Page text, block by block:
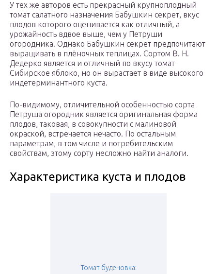
У тех же авторов есть прекрасный крупноплодный
томат салатного назначения Бабушкин секрет, вкус
плодов которого оценивается как отличный, а
урожайность вдвое выше, чем у Петруши
огородника. Однако Бабушкин секрет предпочитают
выращивать в плёночных теплицах. Сортом В. Н.
Дедерко является и отличный по вкусу томат
Сибирское яблоко, но он вырастает в виде высокого
индетерминантного куста.
По-видимому, отличительной особенностью сорта
Петруша огородник является оригинальная форма
плодов, таковая, в совокупности с малиновой
окраской, встречается нечасто. По остальным
параметрам, в том числе и потребительским
свойствам, этому сорту несложно найти аналоги.
Характеристика куста и плодов
Томат буденовка: